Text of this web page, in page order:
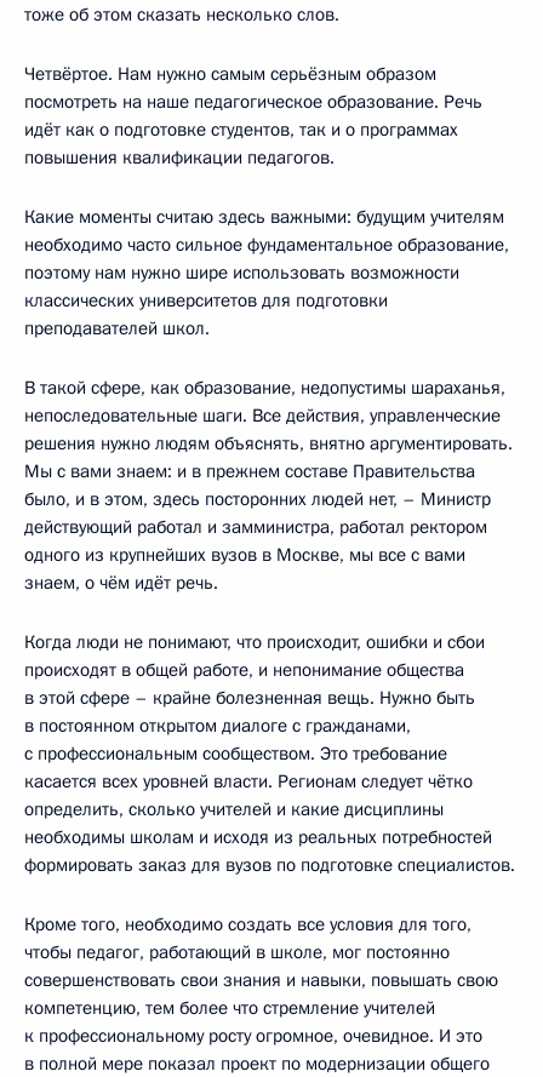
тоже об этом сказать несколько слов.
Четвёртое. Нам нужно самым серьёзным образом
посмотреть на наше педагогическое образование. Речь
идёт как о подготовке студентов, так и о программах
повышения квалификации педагогов.
Какие моменты считаю здесь важными: будущим учителям
необходимо часто сильное фундаментальное образование,
поэтому нам нужно шире использовать возможности
классических университетов для подготовки
преподавателей школ.
В такой сфере, как образование, недопустимы шараханья,
непоследовательные шаги. Все действия, управленческие
решения нужно людям объяснять, внятно аргументировать.
Мы с вами знаем: и в прежнем составе Правительства
было, и в этом, здесь посторонних людей нет, – Министр
действующий работал и замминистра, работал ректором
одного из крупнейших вузов в Москве, мы все с вами
знаем, о чём идёт речь.
Когда люди не понимают, что происходит, ошибки и сбои
происходят в общей работе, и непонимание общества
в этой сфере – крайне болезненная вещь. Нужно быть
в постоянном открытом диалоге с гражданами,
с профессиональным сообществом. Это требование
касается всех уровней власти. Регионам следует чётко
определить, сколько учителей и какие дисциплины
необходимы школам и исходя из реальных потребностей
формировать заказ для вузов по подготовке специалистов.
Кроме того, необходимо создать все условия для того,
чтобы педагог, работающий в школе, мог постоянно
совершенствовать свои знания и навыки, повышать свою
компетенцию, тем более что стремление учителей
к профессиональному росту огромное, очевидное. И это
в полной мере показал проект по модернизации общего